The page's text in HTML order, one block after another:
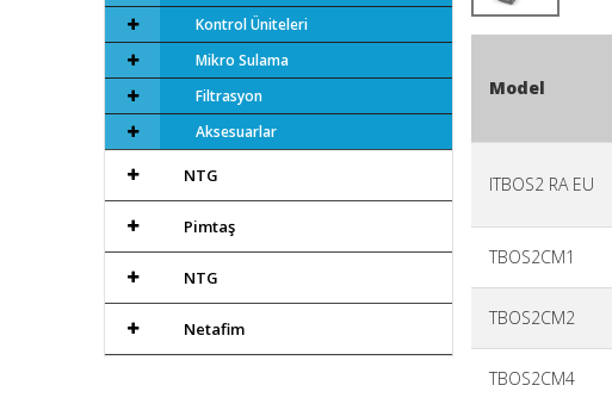
Kontrol Üniteleri
Mikro Sulama
Filtrasyon
Aksesuarlar
NTG
Pimtaş
NTG
Netafim
Model
ITBOS2 RA EU
TBOS2CM1
TBOS2CM2
TBOS2CM4